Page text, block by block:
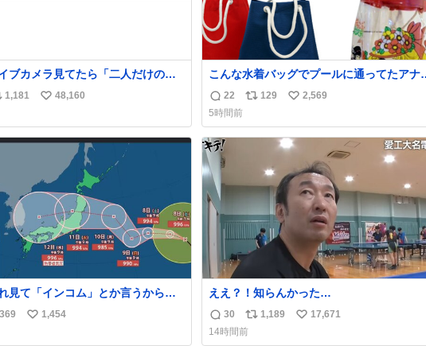
ブカメラ見てたら「二人だけの世
した
1,181
い
ね
48,160
こんな水着バッグでプールに通ってたアナ
タ、完全なる同世代（笑） #70年代 #80年
代 #昭和レトロ
返
信
数
22
リ
ス
129
い
ね
数
2,569
5時間前
見て「インコム」とか言うから、
しか見えなくなっちゃった。
369
い
1,454
ええ？！知らんかった…
返
信
30
リ
ポ
1,189
い
17,671
14時間前